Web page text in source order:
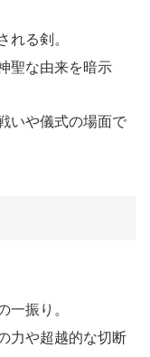
れる剣。
聖な由来を暗示
いや儀式の場面で
一振り。
力や超越的な切断